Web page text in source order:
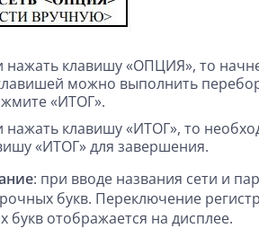
нажать клавишу «ОПЦИЯ», то
можно выполнить
«ИТОГ».
нажать клавишу «ИТОГ», то
«ИТОГ» для завершения.
: при вводе названия сети и
букв. Переключение
букв отображается на дисплее.